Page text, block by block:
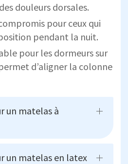
douleurs dorsales.
pour ceux qui
pendant la nuit.
pour les dormeurs sur
d’aligner la colonne
un matelas à
un matelas en latex